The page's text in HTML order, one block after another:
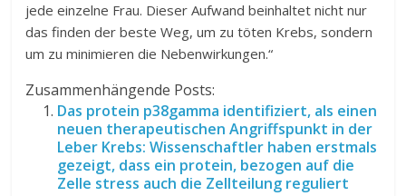
jede einzelne Frau. Dieser Aufwand beinhaltet nicht nur
das finden der beste Weg, um zu töten Krebs, sondern
um zu minimieren die Nebenwirkungen.“
Zusammenhängende Posts:
Das protein p38gamma identifiziert, als einen
neuen therapeutischen Angriffspunkt in der
Leber Krebs: Wissenschaftler haben erstmals
gezeigt, dass ein protein, bezogen auf die
Zelle stress auch die Zellteilung reguliert